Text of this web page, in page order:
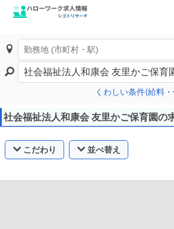
くわしい条件(給料
社会福祉法人和康会 友里かご保育園の
こだわり 並べ替え